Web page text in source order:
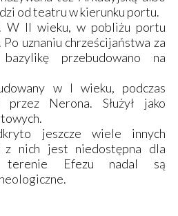
od teatru w kierunku portu.
W II wieku, w pobliżu portu
uznaniu chrześcijaństwa za
przebudowano na
w I wieku, podczas
przez Nerona. Służył jako
jeszcze wiele innych
z nich jest niedostępna dla
terenie Efezu nadal są